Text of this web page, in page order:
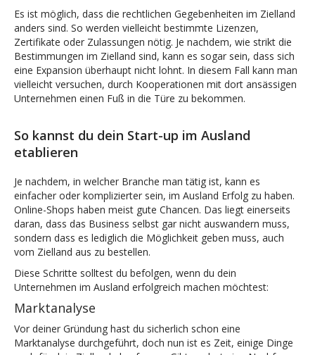
Es ist möglich, dass die rechtlichen Gegebenheiten im Zielland
anders sind. So werden vielleicht bestimmte Lizenzen,
Zertifikate oder Zulassungen nötig. Je nachdem, wie strikt die
Bestimmungen im Zielland sind, kann es sogar sein, dass sich
eine Expansion überhaupt nicht lohnt. In diesem Fall kann man
vielleicht versuchen, durch Kooperationen mit dort ansässigen
Unternehmen einen Fuß in die Türe zu bekommen.
So kannst du dein Start-up im Ausland
etablieren
Je nachdem, in welcher Branche man tätig ist, kann es
einfacher oder komplizierter sein, im Ausland Erfolg zu haben.
Online-Shops haben meist gute Chancen. Das liegt einerseits
daran, dass das Business selbst gar nicht auswandern muss,
sondern dass es lediglich die Möglichkeit geben muss, auch
vom Zielland aus zu bestellen.
Diese Schritte solltest du befolgen, wenn du dein
Unternehmen im Ausland erfolgreich machen möchtest:
Marktanalyse
Vor deiner Gründung hast du sicherlich schon eine
Marktanalyse durchgeführt, doch nun ist es Zeit, einige Dinge